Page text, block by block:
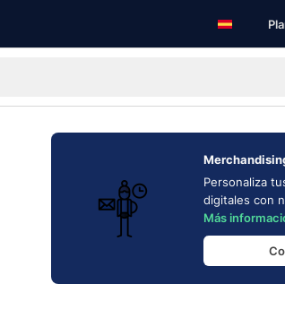
Personaliza
digitales con
Más